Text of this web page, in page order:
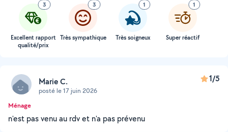
3
Excellent rapport
qualité/prix
3
Très sympathique
1
Très soigneux
1
Super réactif
Marie C.
posté le 17 juin 2026
1/5
Ménage
n'est pas venu au rdv et n'a pas prévenu